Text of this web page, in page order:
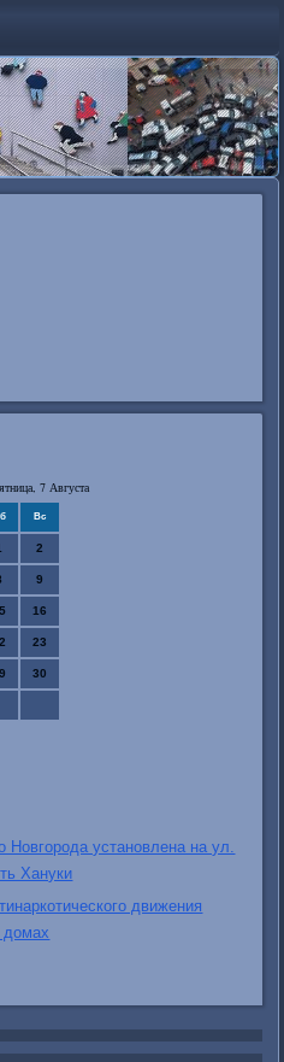
7 Августа
Вс
2
9
16
23
30
Новгорода установлена на ул.
Хануки
движения
домах